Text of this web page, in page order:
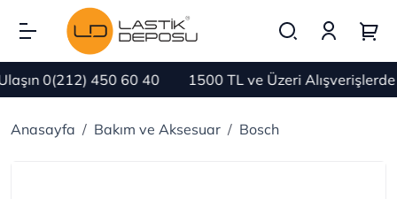
0(212) 450 60 40 1500 TL ve Üzeri Alışverişlerde
Anasayfa Bakım ve Aksesuar Bosch